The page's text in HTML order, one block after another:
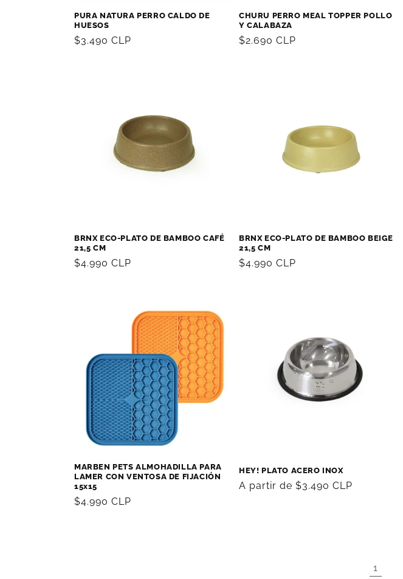
PURA NATURA PERRO CALDO DE
HUESOS
Precio
$3.490 CLP
CHURU PERRO MEAL TOPPER POLLO
Y CALABAZA
Precio
$2.690 CLP
BRNX ECO-PLATO DE BAMBOO CAFÉ
21,5 CM
Precio
$4.990 CLP
BRNX ECO-PLATO DE BAMBOO BEIGE
21,5 CM
Precio
$4.990 CLP
MARBEN PETS ALMOHADILLA PARA
LAMER CON VENTOSA DE FIJACIÓN
15x15
Precio
$4.990 CLP
HEY! PLATO ACERO INOX
Precio
A partir de $3.490 CLP
1